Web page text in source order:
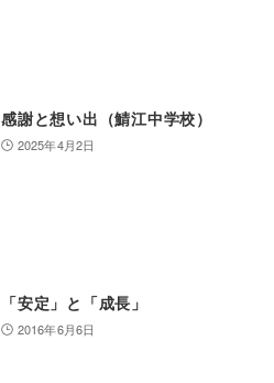
感謝と想い出（鯖江中学校）
2025年4月2日
「安定」と「成長」
2016年6月6日